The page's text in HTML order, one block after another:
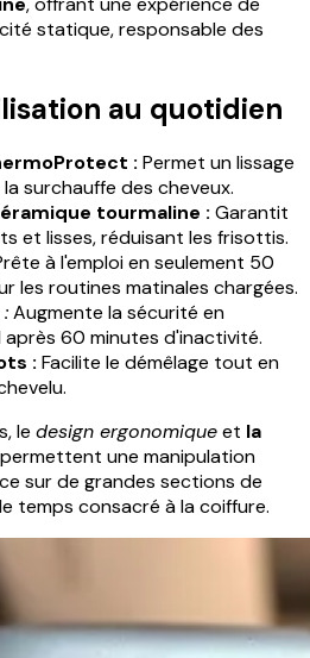
statique, responsable des
au quotidien
: Permet un lissage
surchauffe des cheveux.
tourmaline : Garantit
et lisses, réduisant les frisottis.
à l'emploi en seulement 50
les routines matinales chargées.
Augmente la sécurité en
60 minutes d'inactivité.
: Facilite le démêlage tout en
le design ergonomiqueet la
permettent une manipulation
sur de grandes sections de
temps consacré à la coiffure.